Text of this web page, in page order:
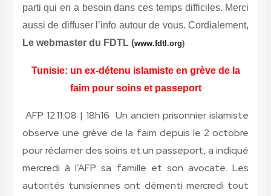
parti qui en a besoin dans ces temps difficiles. Merci
aussi de diffuser l’info autour de vous. Cordialement,
Le webmaster du FDTL (www.fdtl.org)
Tunisie: un ex-détenu islamiste en grève de la
faim pour soins et passeport
AFP 12.11.08 | 18h16 Un ancien prisonnier islamiste
observe une grève de la faim depuis le 2 octobre
pour réclamer des soins et un passeport, a indiqué
mercredi à l’AFP sa famille et son avocate. Les
autorités tunisiennes ont démenti mercredi tout